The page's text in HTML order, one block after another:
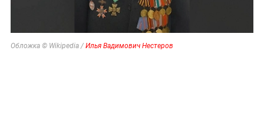
Обложка © Wikipedia / Илья Вадимович Нестеров